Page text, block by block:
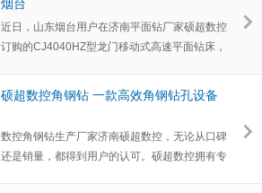
烟台
近日，山东烟台用户在济南平面钻厂家硕超数控
订购的CJ4040HZ型龙门移动式高速平面钻床，
硕超数控角钢钻 一款高效角钢钻孔设备
数控角钢钻生产厂家济南硕超数控，无论从口碑
还是销量，都得到用户的认可。硕超数控拥有专